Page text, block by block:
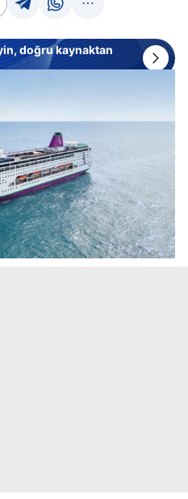
doğru kaynaktan